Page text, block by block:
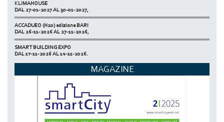
KLIMAHOUSE
DAL 27-01-2027 AL 30-01-2027,
ACCADUEO (H20) edizione BARI
DAL 26-11-2026 AL 27-11-2026,
SMART BUILDING EXPO
DAL 17-11-2026 AL 19-11-2026,
DAL 03-11-2026 AL 06-11-2026,
NETZERO MILAN - EXPO SUMMIT
DAL 20-10-2026 AL 22-10-2026,
MAGAZINE